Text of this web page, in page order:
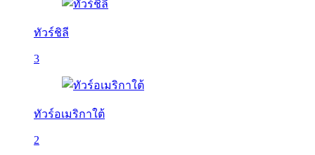
ทัวร์ชิลี
3
ทัวร์อเมริกาใต้
2